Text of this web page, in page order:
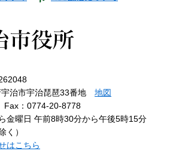
治市宇治琵琶33番地 地図
Fax：0774-20-8778
金曜日 午前8時30分から午後5時15分
く）
はこちら